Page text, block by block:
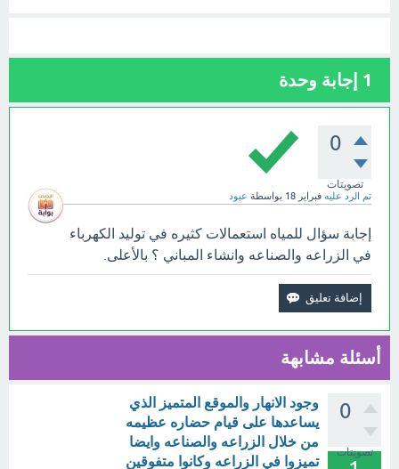
1 إجابة وحدة
0
تصويتات
تم الرد عليه فبراير 18 بواسطة عبود
إجابة سؤال للمياه استعمالات كثيره في توليد الكهرباء
في الزراعه والصناعه وانشاء المباني ؟ بالأعلى.
أسئلة مشابهة
0
تصويتات
وجود الانهار والموقع المتميز الذي
يساعدها على قيام حضاره عظيمه
من خلال الزراعه والصناعه وايضا
تميزوا في الزراعه وكانوا متفوقين